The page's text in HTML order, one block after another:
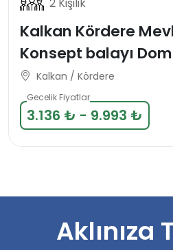
Kalkan Kördere
Konsept balayı
Kalkan / Kördere
Gecelik Fiyatlar
3.136 ₺ - 9.993 ₺
Aklınıza